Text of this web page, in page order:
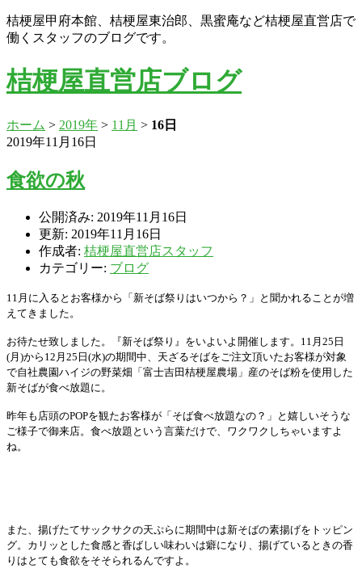
桔梗屋甲府本館、桔梗屋東治郎、黒蜜庵など桔梗屋直営店で
働くスタッフのブログです。
桔梗屋直営店ブログ
ホーム > 2019年 > 11月 > 16日
2019年11月16日
食欲の秋
公開済み: 2019年11月16日
更新: 2019年11月16日
作成者: 桔梗屋直営店スタッフ
カテゴリー: ブログ
11 月に入るとお客様から「新そば祭りはいつから？」と聞かれることが増
えてきました。
お待たせ致しました。『新そば祭り』をいよいよ開催します。 11 月25 日
( 月)から 12 月25 日(水)の期間中、天ざるそばをご注文頂いたお客様が対象
で自社農園ハイジの野菜畑「富士吉田桔梗屋農場」産のそば粉を使用した
新そばが食べ放題に。
昨年も店頭のPOPを観たお客様が「そば食べ放題なの？」と嬉しいそうな
ご様子で御来店。食べ放題という言葉だけで、ワクワクしちゃいますよ
ね。
また、揚げたてサックサクの天ぷらに期間中は新そばの素揚げをトッピン
グ。カリッとした食感と香ばしい味わいは癖になり、揚げているときの香
りはとても食欲をそそられるんですよ。